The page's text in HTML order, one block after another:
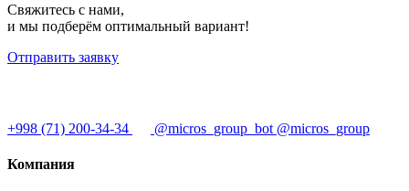
Свяжитесь с нами,
и мы подберём оптимальный вариант!
Отправить заявку
+998 (71) 200-34-34 @micros_group_bot @micros_group
Компания